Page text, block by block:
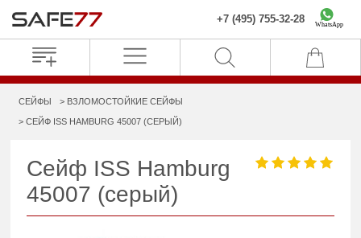
+7 (495) 755-32-28 WhatsApp
СЕЙФЫ ВЗЛОМОСТОЙКИЕ СЕЙФЫ
СЕЙФ ISS HAMBURG 45007 (СЕРЫЙ)
Сейф ISS Hamburg
45007 (серый)